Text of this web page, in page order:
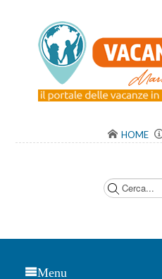
HOME
Menu